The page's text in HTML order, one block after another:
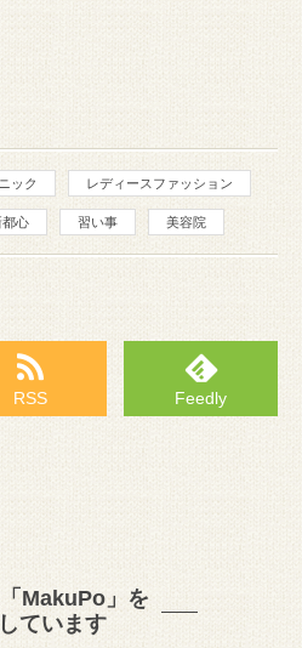
ック レディースファッション
都心 習い事 美容院
RSS Feedly
MakuPo」を
ています